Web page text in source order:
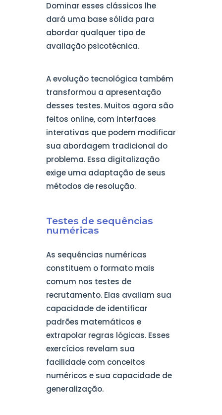
Dominar esses clássicos lhe
dará uma base sólida para
abordar qualquer tipo de
avaliação psicotécnica.
A evolução tecnológica também
transformou a apresentação
desses testes. Muitos agora são
feitos online, com interfaces
interativas que podem modificar
sua abordagem tradicional do
problema. Essa digitalização
exige uma adaptação de seus
métodos de resolução.
Testes de sequências
numéricas
As sequências numéricas
constituem o formato mais
comum nos testes de
recrutamento. Elas avaliam sua
capacidade de identificar
padrões matemáticos e
extrapolar regras lógicas. Esses
exercícios revelam sua
facilidade com conceitos
numéricos e sua capacidade de
generalização.